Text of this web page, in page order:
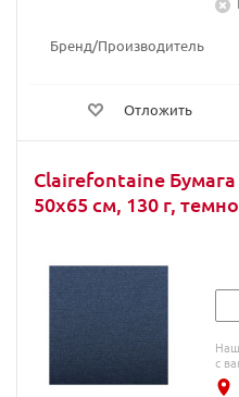
Бренд/Производитель
Отложить
Clairefontaine Бумага
50х65 см, 130 г,
с